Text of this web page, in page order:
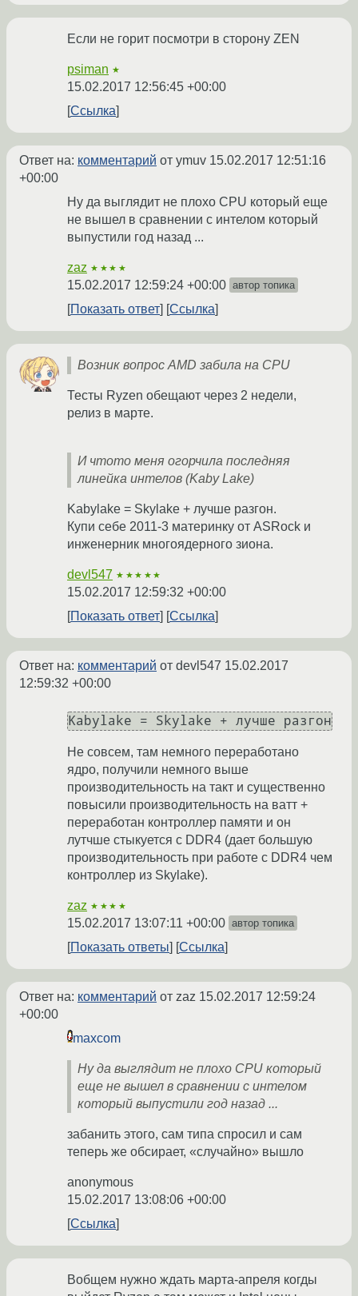
Если не горит посмотри в сторону ZEN
psiman ★
15.02.2017 12:56:45 +00:00
Ссылка
Ответ на: комментарий от ymuv 15.02.2017 12:51:16
+00:00
Ну да выглядит не плохо CPU который еще
не вышел в сравнении с интелом который
выпустили год назад ...
zaz ★★★★
15.02.2017 12:59:24 +00:00 автор топика
Показать ответ Ссылка
Возник вопрос AMD забила на CPU
Тесты Ryzen обещают через 2 недели,
релиз в марте.
И чтото меня огорчила последняя
линейка интелов (Kaby Lake)
Kabylake = Skylake + лучше разгон.
Купи себе 2011-3 материнку от ASRock и
инженерник многоядерного зиона.
devl547 ★★★★★
15.02.2017 12:59:32 +00:00
Показать ответ
Ссылка
Ответ на: комментарий от devl547 15.02.2017
12:59:32 +00:00
Не совсем, там немного переработано
ядро, получили немного выше
производительность на такт и существенно
повысили производительность на ватт +
переработан контроллер памяти и он
лутчше стыкуется с DDR4 (дает большую
производительность при работе с DDR4 чем
контроллер из Skylake).
zaz ★★★★
15.02.2017 13:07:11 +00:00 автор топика
Показать ответы Ссылка
Ответ на: комментарий от zaz 15.02.2017 12:59:24
+00:00
maxcom
Ну да выглядит не плохо CPU который
еще не вышел в сравнении с интелом
который выпустили год назад ...
забанить этого, сам типа спросил и сам
теперь же обсирает, «случайно» вышло
anonymous
15.02.2017 13:08:06 +00:00
Ссылка
Вобщем нужно ждать марта-апреля когды